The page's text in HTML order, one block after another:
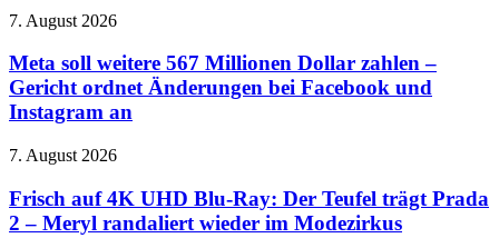
Amerika
fast
aus
Display
Meta
weitere
567
Millionen
Dollar
–
ordnet
Änderungen
7. August 2026
Meta soll weitere 567 Millionen Dollar zahlen –
Gericht ordnet Änderungen bei Facebook und
Instagram an
Frisch
4K
UHD
Blu-
7. August 2026
Frisch auf 4K UHD Blu-Ray: Der Teufel trägt Prada
2 – Meryl randaliert wieder im Modezirkus